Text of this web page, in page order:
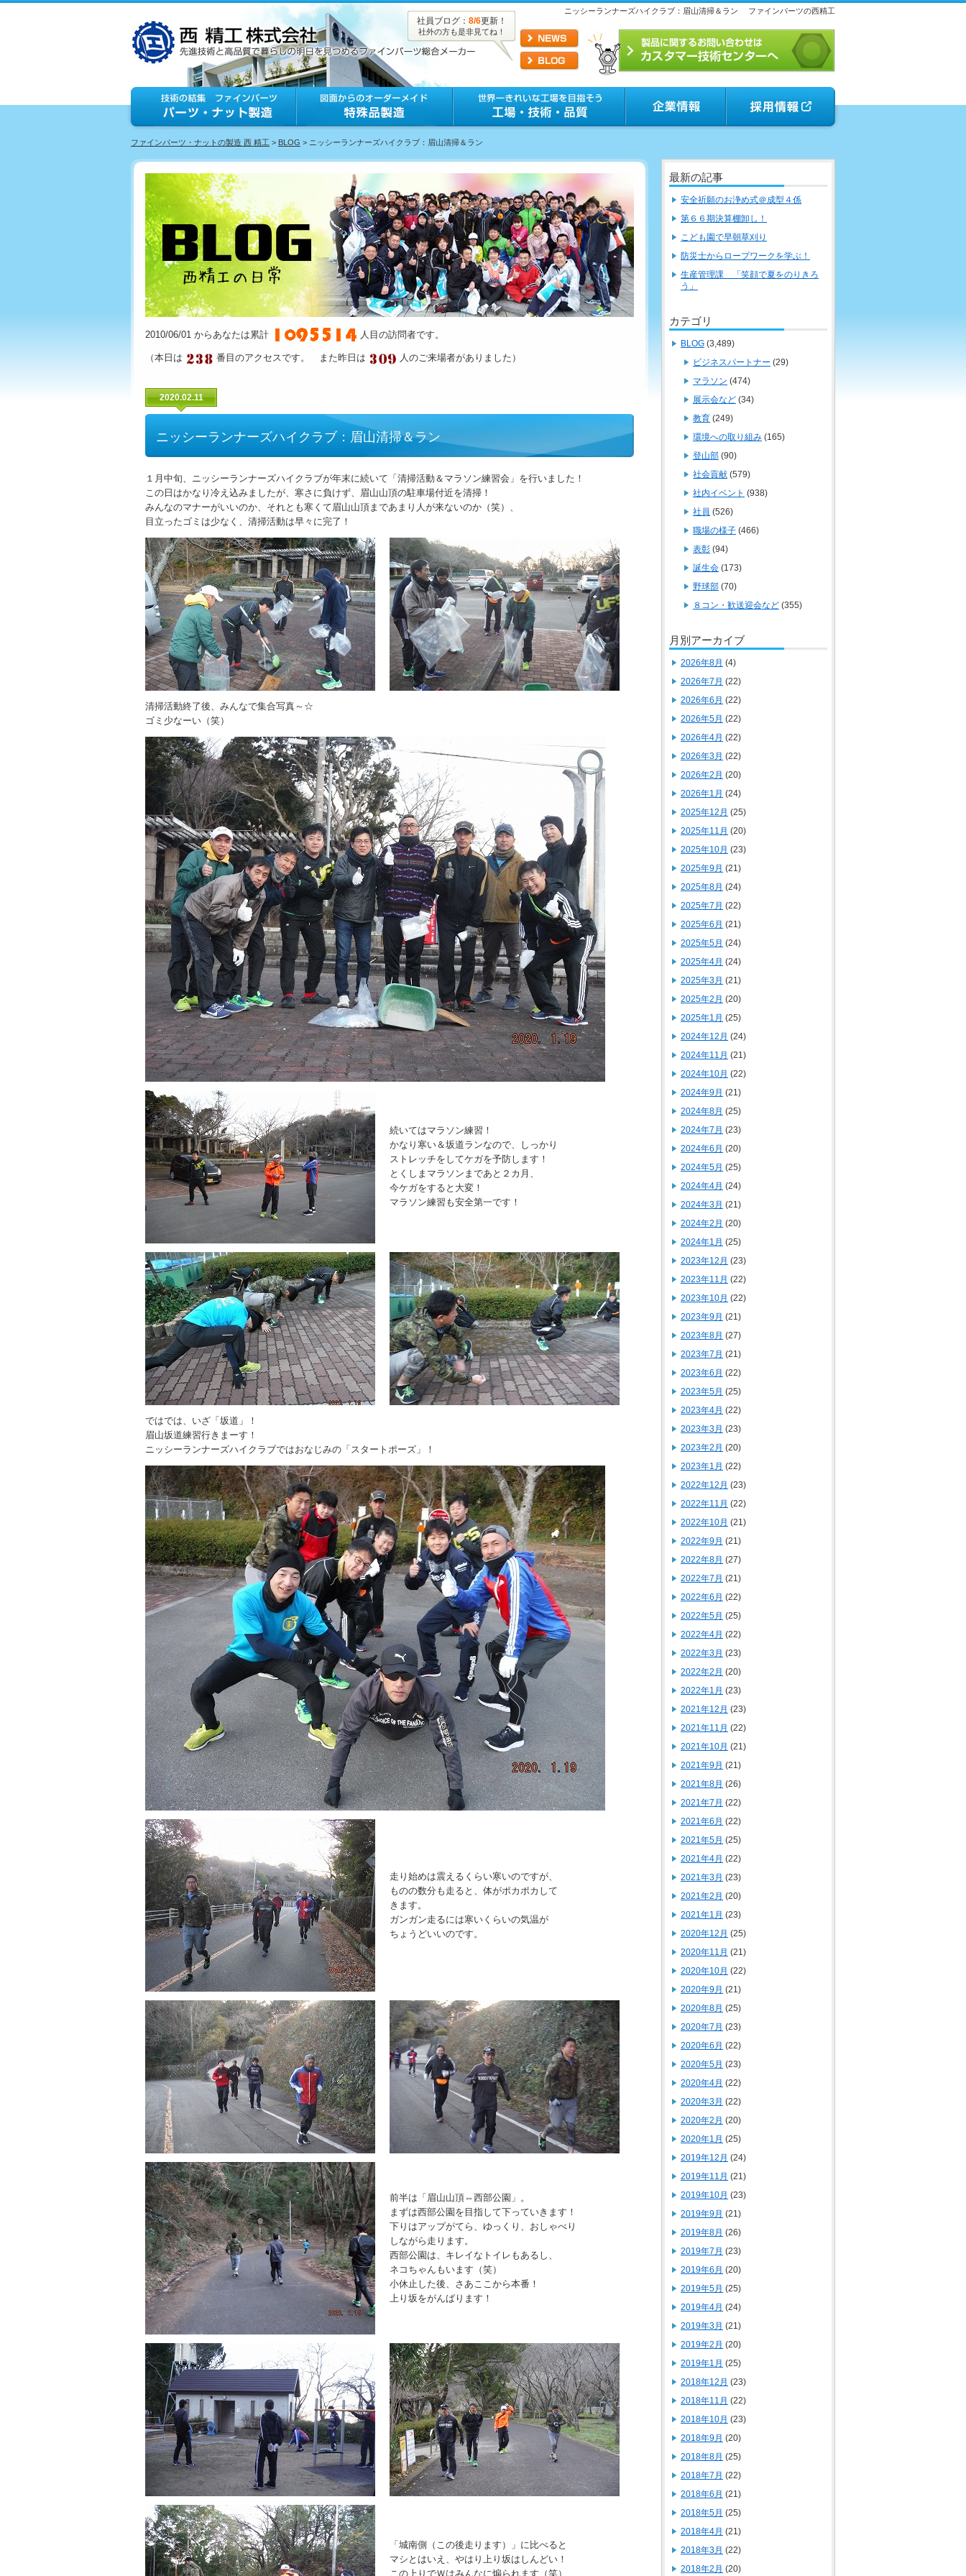
ニッシーランナーズハイクラブ：眉山清掃＆ラン ファインパーツの西精工
社員ブログ： 8/6更新！
社外の方も是非見てね！
ファインパーツ・ナットの製造 西 精工 > BLOG > ニッシーランナーズハイクラブ：眉山清掃＆ラン
2010/06/01 からあなたは累計 人目の訪問者です。
（本日は 番目のアクセスです。 また昨日は 人のご来場者がありました）
2020.02.11
ニッシーランナーズハイクラブ：眉山清掃＆ラン
１月中旬、ニッシーランナーズハイクラブが年末に続いて「清掃活動＆マラソン練習会」を行いました！
この日はかなり冷え込みましたが、寒さに負けず、眉山山頂の駐車場付近を清掃！
みんなのマナーがいいのか、それとも寒くて眉山山頂まであまり人が来ないのか（笑）、
目立ったゴミは少なく、清掃活動は早々に完了！
清掃活動終了後、みんなで集合写真～☆
ゴミ少なーい（笑）
続いてはマラソン練習！
かなり寒い＆坂道ランなので、しっかり
ストレッチをしてケガを予防します！
とくしまマラソンまであと２カ月、
今ケガをすると大変！
マラソン練習も安全第一です！
ではでは、いざ「坂道」！
眉山坂道練習行きまーす！
ニッシーランナーズハイクラブではおなじみの「スタートポーズ」！
走り始めは震えるくらい寒いのですが、
ものの数分も走ると、体がポカポカして
きます。
ガンガン走るには寒いくらいの気温が
ちょうどいいのです。
前半は「眉山山頂⇔西部公園」。
まずは西部公園を目指して下っていきます！
下りはアップがてら、ゆっくり、おしゃべり
しながら走ります。
西部公園は、キレイなトイレもあるし、
ネコちゃんもいます（笑）
小休止した後、さあここから本番！
上り坂をがんばります！
「城南側（この後走ります）」に比べると
マシとはいえ、やはり上り坂はしんどい！
この上りでＷはみんなに煽られます（笑）
最新の記事
安全祈願のお浄め式＠成型４係
第６６期決算棚卸し！
こども園で早朝草刈り
防災士からロープワークを学ぶ！
生産管理課 「笑顔で夏をのりきろ
う」
カテゴリ
BLOG (3,489)
ビジネスパートナー (29)
マラソン (474)
展示会など (34)
教育 (249)
環境への取り組み (165)
登山部 (90)
社会貢献 (579)
社内イベント (938)
社員 (526)
職場の様子 (466)
表彰 (94)
誕生会 (173)
野球部 (70)
８コン・歓送迎会など (355)
月別アーカイブ
2026年8月 (4)
2026年7月 (22)
2026年6月 (22)
2026年5月 (22)
2026年4月 (22)
2026年3月 (22)
2026年2月 (20)
2026年1月 (24)
2025年12月 (25)
2025年11月 (20)
2025年10月 (23)
2025年9月 (21)
2025年8月 (24)
2025年7月 (22)
2025年6月 (21)
2025年5月 (24)
2025年4月 (24)
2025年3月 (21)
2025年2月 (20)
2025年1月 (25)
2024年12月 (24)
2024年11月 (21)
2024年10月 (22)
2024年9月 (21)
2024年8月 (25)
2024年7月 (23)
2024年6月 (20)
2024年5月 (25)
2024年4月 (24)
2024年3月 (21)
2024年2月 (20)
2024年1月 (25)
2023年12月 (23)
2023年11月 (22)
2023年10月 (22)
2023年9月 (21)
2023年8月 (27)
2023年7月 (21)
2023年6月 (22)
2023年5月 (25)
2023年4月 (22)
2023年3月 (23)
2023年2月 (20)
2023年1月 (22)
2022年12月 (23)
2022年11月 (22)
2022年10月 (21)
2022年9月 (21)
2022年8月 (27)
2022年7月 (21)
2022年6月 (22)
2022年5月 (25)
2022年4月 (22)
2022年3月 (23)
2022年2月 (20)
2022年1月 (23)
2021年12月 (23)
2021年11月 (22)
2021年10月 (21)
2021年9月 (21)
2021年8月 (26)
2021年7月 (22)
2021年6月 (22)
2021年5月 (25)
2021年4月 (22)
2021年3月 (23)
2021年2月 (20)
2021年1月 (23)
2020年12月 (25)
2020年11月 (21)
2020年10月 (22)
2020年9月 (21)
2020年8月 (25)
2020年7月 (23)
2020年6月 (22)
2020年5月 (23)
2020年4月 (22)
2020年3月 (22)
2020年2月 (20)
2020年1月 (25)
2019年12月 (24)
2019年11月 (21)
2019年10月 (23)
2019年9月 (21)
2019年8月 (26)
2019年7月 (23)
2019年6月 (20)
2019年5月 (25)
2019年4月 (24)
2019年3月 (21)
2019年2月 (20)
2019年1月 (25)
2018年12月 (23)
2018年11月 (22)
2018年10月 (23)
2018年9月 (20)
2018年8月 (25)
2018年7月 (22)
2018年6月 (21)
2018年5月 (25)
2018年4月 (21)
2018年3月 (22)
2018年2月 (20)